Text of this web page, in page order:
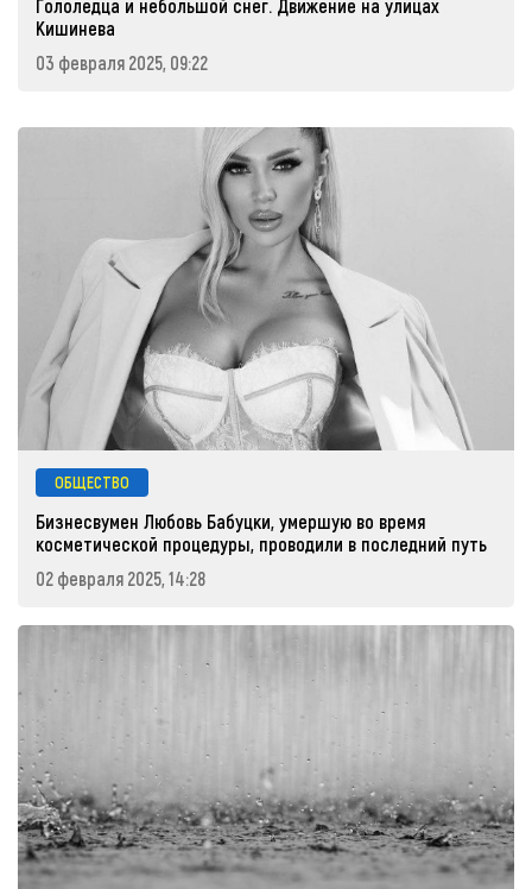
Гололедца и небольшой снег. Движение на улицах
Кишинева
03 февраля 2025, 09:22
ОБЩЕСТВО
Бизнесвумен Любовь Бабуцки, умершую во время
косметической процедуры, проводили в последний путь
02 февраля 2025, 14:28